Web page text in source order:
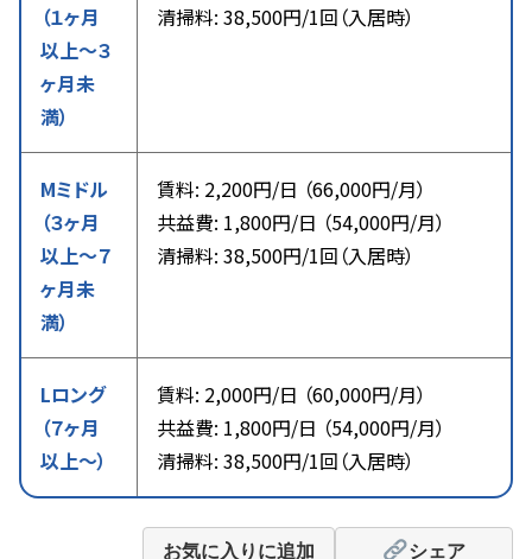
（１ヶ月
以上〜３
ヶ月未
満）
清掃料: 38,500円/1回（入居時）
Mミドル
（３ヶ月
以上〜７
ヶ月未
満）
賃料: 2,200円/日 （66,000円/月）
共益費: 1,800円/日 （54,000円/月）
清掃料: 38,500円/1回（入居時）
Lロング
（７ヶ月
以上〜）
賃料: 2,000円/日 （60,000円/月）
共益費: 1,800円/日 （54,000円/月）
清掃料: 38,500円/1回（入居時）
お気に入りに追加 シェア